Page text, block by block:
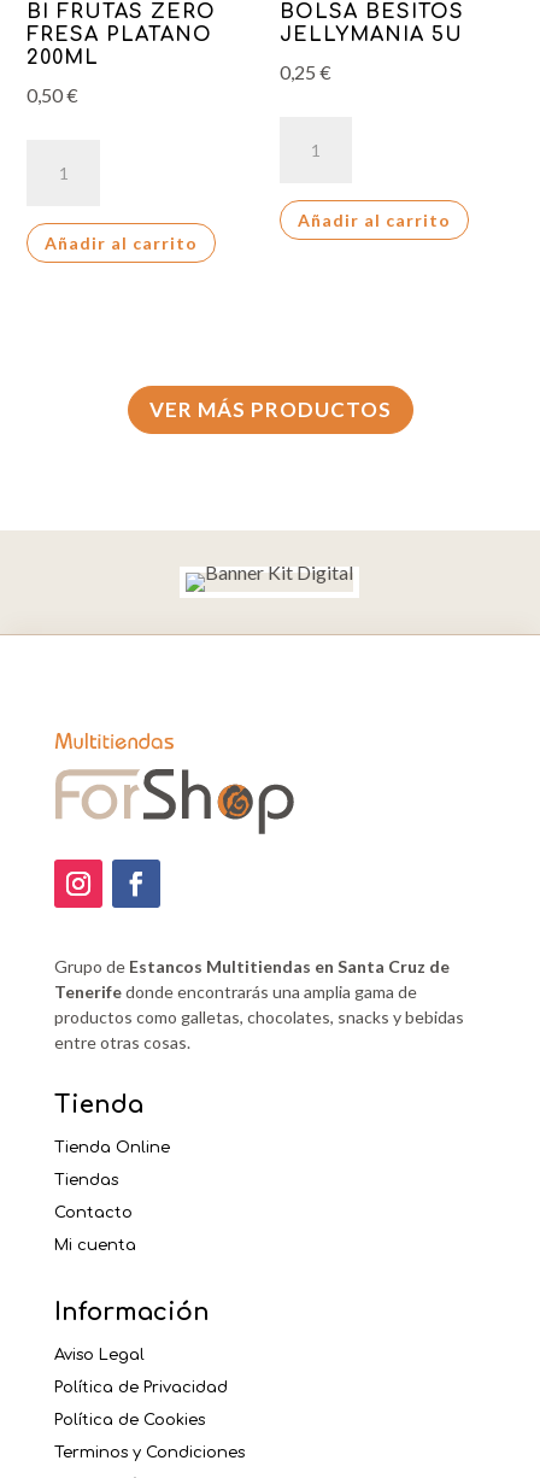
BI FRUTAS ZERO
FRESA PLATANO
200ML
0,50€
FRUTAS
FRESA
Añadir al carrito
BOLSA BESITOS
JELLYMANIA 5U
0,25€
BESITOS
5UAñadir al carrito
VER MÁS PRODUCTOS
Grupo de Estancos Multitiendas en Santa Cruz de
Tenerifedonde encontrarás una amplia gama de
productos como galletas, chocolates, snacks y bebidas
entre otras cosas.
Tienda
Tienda Online
Tiendas
Contacto
Mi cuenta
Información
Aviso Legal
Política de Privacidad
Política de Cookies
Terminos y Condiciones